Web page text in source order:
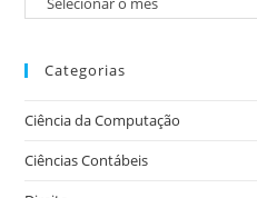
Categorias
Ciência da Computação
Ciências Contábeis